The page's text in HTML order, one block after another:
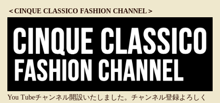
＜CINQUE CLASSICO FASHION CHANNEL＞
You Tubeチャンネル開設いたしました。チャンネル登録よろしく